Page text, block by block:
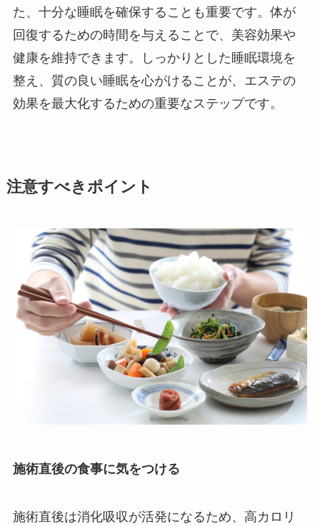
た、十分な睡眠を確保することも重要です。体が
回復するための時間を与えることで、美容効果や
健康を維持できます。しっかりとした睡眠環境を
整え、質の良い睡眠を心がけることが、エステの
効果を最大化するための重要なステップです。
注意すべきポイント
施術直後の食事に気をつける
施術直後は消化吸収が活発になるため、高カロリ